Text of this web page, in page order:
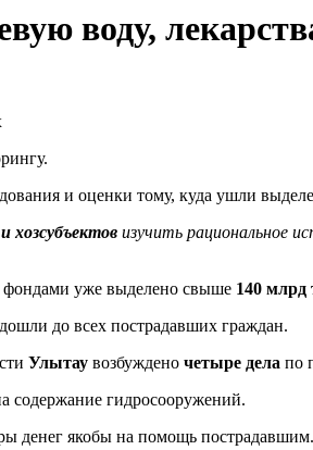
воду,
и оценки тому, куда ушли
хозсубъектов изучить рациональное
фондами уже выделено свыше 140 млрд
до всех пострадавших граждан.
Улытау возбуждено четыре дела по
содержание гидросооружений.
денег якобы на помощь пострадавшим.